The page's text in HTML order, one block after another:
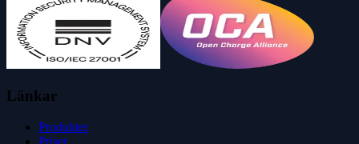
Länkar
Produkter
Priser